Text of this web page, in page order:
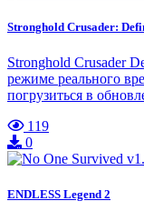
Stronghold Crusader:
Stronghold Crusader
режиме реального
погрузиться в
119
0
ENDLESS Legend 2